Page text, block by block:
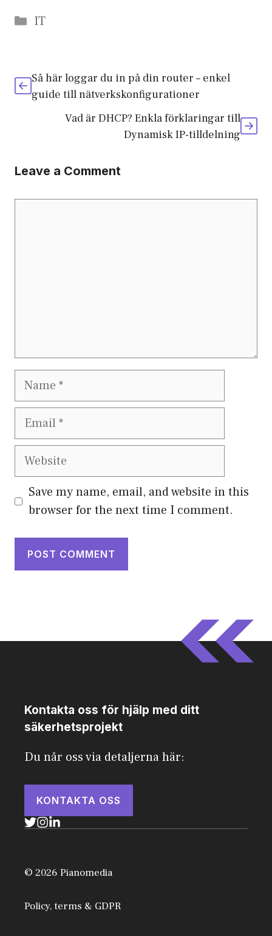
Categories
IT
Så här loggar du in på din router – enkel
guide till nätverkskonfigurationer
Vad är DHCP? Enkla förklaringar till
Dynamisk IP-tilldelning
Leave a Comment
Name
Email
Website
Save my name, email, and website in this
browser for the next time I comment.
Kontakta oss för hjälp med ditt
säkerhetsprojekt
Du når oss via detaljerna här:
KONTAKTA OSS
© 2026 Pianomedia
Policy, terms & GDPR